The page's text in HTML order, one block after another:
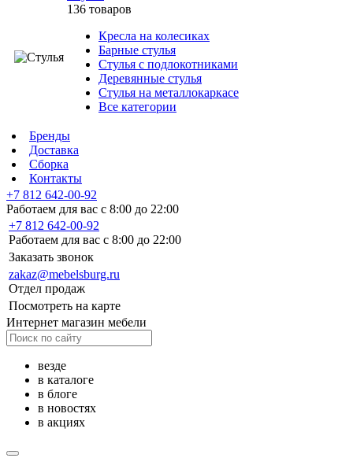
136 товаров
Кресла на колесиках
Барные стулья
Стулья с подлокотниками
Деревянные стулья
Стулья на металлокаркасе
Все категории
Бренды
Доставка
Сборка
Контакты
+7 812 642-00-92
Работаем для вас с 8:00 до 22:00
+7 812 642-00-92
Работаем для вас с 8:00 до 22:00
Заказать звонок
zakaz@mebelsburg.ru
Отдел продаж
Посмотреть на карте
Интернет магазин мебели
везде
в каталоге
в блоге
в новостях
в акциях